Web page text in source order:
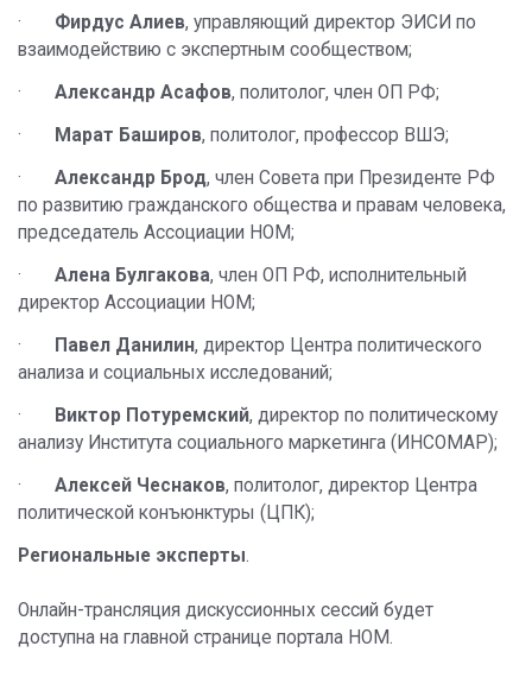
· Фирдус Алиев, управляющий директор ЭИСИ по
взаимодействию с экспертным сообществом;
· Александр Асафов, политолог, член ОП РФ;
·
Марат Баширов, политолог, профессор ВШЭ;
· Александр Брод, член Совета при Президенте РФ
по развитию гражданского общества и правам человека,
председатель Ассоциации НОМ;
· Алена Булгакова, член ОП РФ, исполнительный
директор Ассоциации НОМ;
·
Павел Данилин, директор Центра политического
анализа и социальных исследований;
·
Виктор Потуремский, директор по политическому
анализу Института социального маркетинга (ИНСОМАР);
· Алексей Чеснаков, политолог, директор Центра
политической конъюнктуры (ЦПК);
Региональные эксперты.
Онлайн-трансляция дискуссионных сессий будет
доступна на главной странице портала НОМ.